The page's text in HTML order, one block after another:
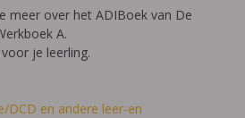
meer over het ADIBoek van De
A.
je leerling.
DCD en andere leer-en